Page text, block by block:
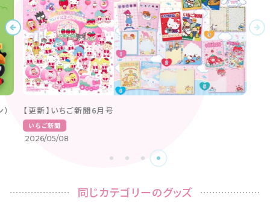
【更新】いちご新聞6月号
いちご新聞
2026/05/08
同じカテゴリーのグッズ